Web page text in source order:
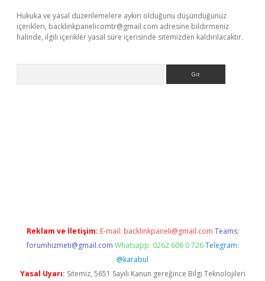
Hukuka ve yasal düzenlemelere aykırı olduğunu düşündüğünüz
içerikleri, backlinkpanelicomtr@gmail.com adresine bildirmeniz
halinde, ilgili içerikler yasal süre içerisinde sitemizden kaldırılacaktır.
Reklam ve İletişim: E-mail: backlinkpaneli@gmail.com Teams:
forumhizmeti@gmail.com Whatsapp: 0262 606 0 726 Telegram:
@karabul
Yasal Uyarı: Sitemiz, 5651 Sayılı Kanun gereğince Bilgi Teknolojileri